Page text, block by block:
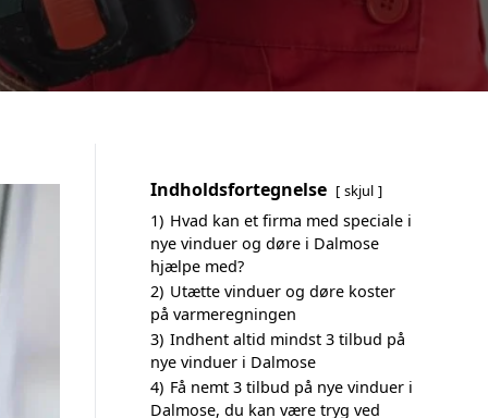
Indholdsfortegnelse skjul
1) Hvad kan et firma med speciale i
nye vinduer og døre i Dalmose
hjælpe med?
2) Utætte vinduer og døre koster
på varmeregningen
3) Indhent altid mindst 3 tilbud på
nye vinduer i Dalmose
4) Få nemt 3 tilbud på nye vinduer i
Dalmose, du kan være tryg ved